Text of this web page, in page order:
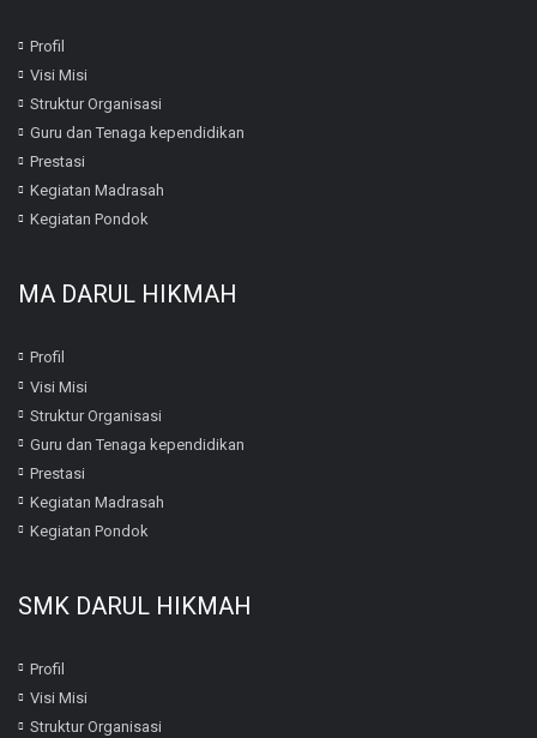
Profil
Visi Misi
Struktur Organisasi
Guru dan Tenaga kependidikan
Prestasi
Kegiatan Madrasah
Kegiatan Pondok
MA DARUL HIKMAH
Profil
Visi Misi
Struktur Organisasi
Guru dan Tenaga kependidikan
Prestasi
Kegiatan Madrasah
Kegiatan Pondok
SMK DARUL HIKMAH
Profil
Visi Misi
Struktur Organisasi